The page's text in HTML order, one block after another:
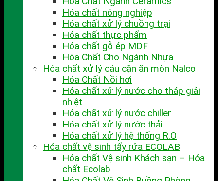
Hóa chất nông nghiệp
Hóa chất xử lý chuồng trại
Hóa chất thực phẩm
Hóa chất gỗ ép MDF
Hóa Chất Cho Ngành Nhựa
Hóa chất xử lý cáu cặn ăn mòn Nalco
Hóa Chất Nồi hơi
Hóa chất xử lý nước cho tháp giải
nhiệt
Hóa chất xử lý nước chiller
Hóa chất xử lý nước thải
Hóa chất xử lý hệ thống R.O
Hóa chất vệ sinh tẩy rửa ECOLAB
Hóa chất Vệ sinh Khách sạn – Hóa
chất Ecolab